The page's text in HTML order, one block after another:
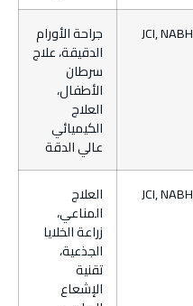
JCI, NABH جراحة الأورام
الدقيقة، علاج
سرطان
الأطفال،
العلاج
الكيميائي
عالي الدقة
JCI, NABH العلاج
المناعي،
زراعة الخلايا
الجذعية،
تقنية
الإشعاع